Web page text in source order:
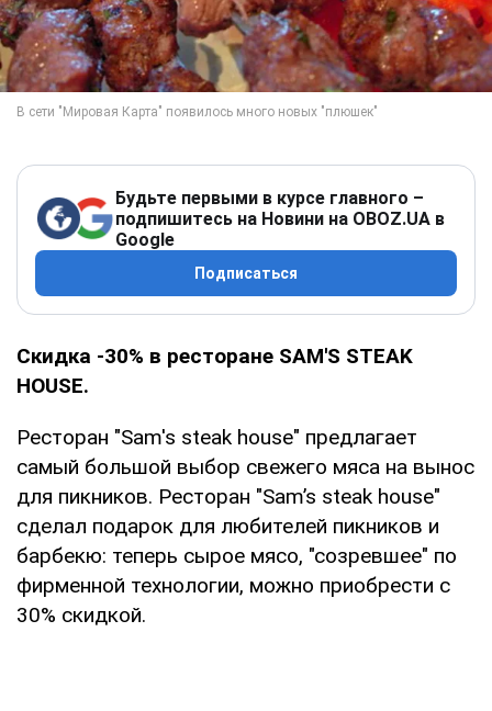
Будьте первыми в курсе главного –
подпишитесь на Новини на OBOZ.UA в
Google
Подписаться
Скидка -30% в ресторане SAM'S STEAK
HOUSE.
Ресторан "Sam's steak house" предлагает
cамый большой выбор свежего мяса на вынос
для пикников. Ресторан "Sam’s steak house"
сделал подарок для любителей пикников и
барбекю: теперь сырое мясо, "созревшее" по
фирменной технологии, можно приобрести с
30% скидкой.